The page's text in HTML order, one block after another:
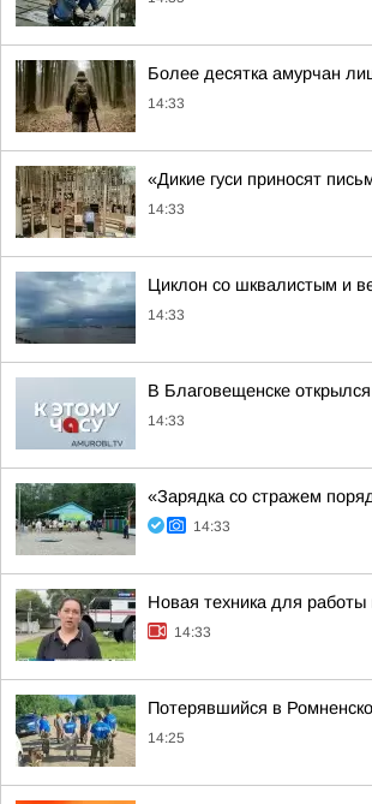
Более десятка амурчан
14:33
«Дикие гуси приносят
14:33
Циклон со шквалистым и
14:33
В Благовещенске
14:33
«Зарядка со стражем
14:33
Новая техника для работы
14:33
Потерявшийся в
14:25